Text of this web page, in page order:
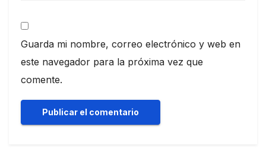
Guarda mi nombre, correo electrónico y web en
este navegador para la próxima vez que
comente.